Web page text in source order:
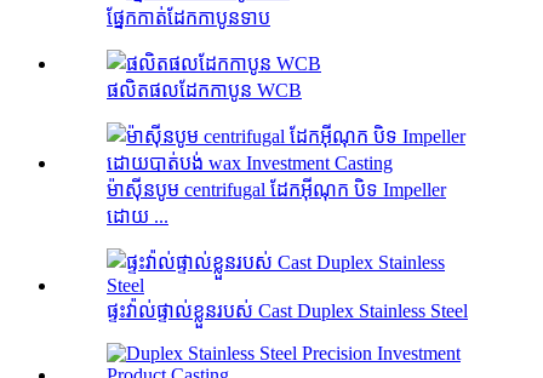
ផ្នែកកាត់ដែកកាបូនទាប
ផលិតផលដែកកាបូន WCB
ម៉ាស៊ីនបូម centrifugal ដែកអ៊ីណុក បិទ Impeller
ដោយ ...
ផ្ទះវ៉ាល់ផ្ទាល់ខ្លួនរបស់ Cast Duplex Stainless Steel